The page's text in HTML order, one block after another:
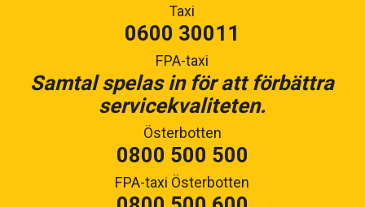
Taxi
0600 30011
FPA-taxi
Samtal spelas in för att förbättra
servicekvaliteten.
Österbotten
0800 500 500
FPA-taxi Österbotten